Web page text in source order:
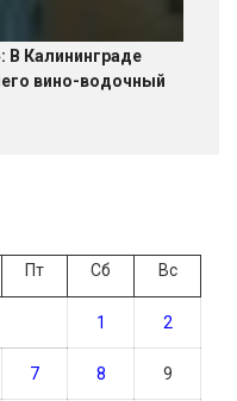
В Калининграде
вино-водочный
Пт Сб Вс
1 2
7 8 9